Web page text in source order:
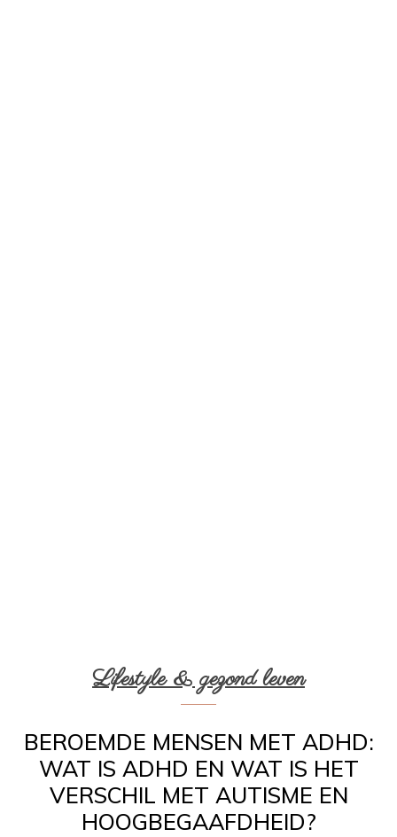
Lifestyle & gezond leven
BEROEMDE MENSEN MET ADHD:
WAT IS ADHD EN WAT IS HET
VERSCHIL MET AUTISME EN
HOOGBEGAAFDHEID?